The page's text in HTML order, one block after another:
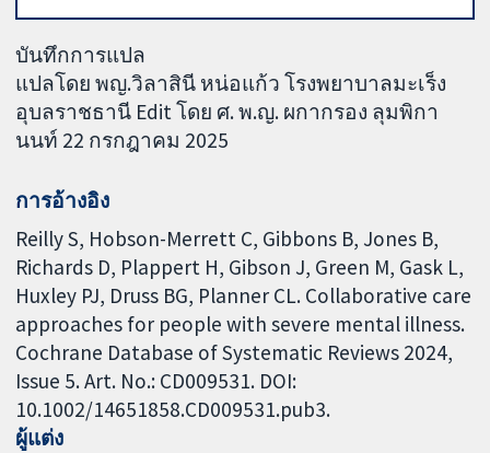
บันทึกการแปล
แปลโดย พญ.วิลาสินี หน่อแก้ว โรงพยาบาลมะเร็ง
อุบลราชธานี Edit โดย ศ. พ.ญ. ผกากรอง ลุมพิกา
นนท์ 22 กรกฎาคม 2025
การอ้างอิง
Reilly S, Hobson-Merrett C, Gibbons B, Jones B,
Richards D, Plappert H, Gibson J, Green M, Gask L,
Huxley PJ, Druss BG, Planner CL. Collaborative care
approaches for people with severe mental illness.
Cochrane Database of Systematic Reviews 2024,
Issue 5. Art. No.: CD009531. DOI:
10.1002/14651858.CD009531.pub3.
ผู้แต่ง